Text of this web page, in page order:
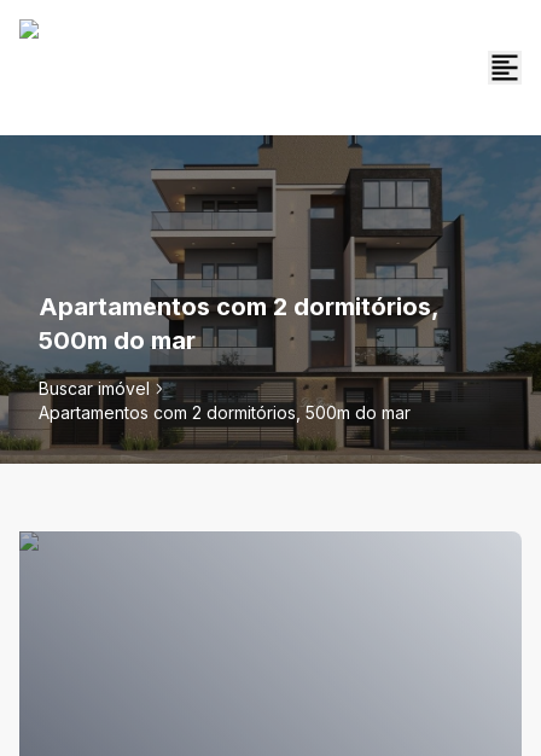
Apartamentos com 2 dormitórios,
500m do mar
Buscar imóvel
Apartamentos com 2 dormitórios, 500m do mar